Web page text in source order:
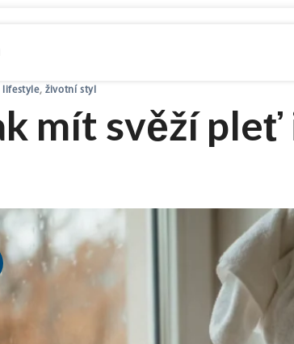
lifestyle, životní styl
mít svěží pleť